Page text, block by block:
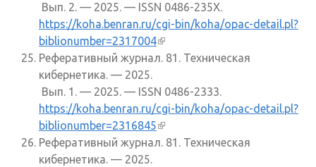
Вып. 2. — 2025. — ISSN 0486-235X.
https://koha.benran.ru/cgi-bin/koha/opac-detail.pl?
biblionumber=2317004(внешняя ссылка)
Реферативный журнал. 81. Техническая
кибернетика. — 2025.
Вып. 1. — 2025. — ISSN 0486-2333.
https://koha.benran.ru/cgi-bin/koha/opac-detail.pl?
biblionumber=2316845(внешняя ссылка)
Реферативный журнал. 81. Техническая
кибернетика. — 2025.